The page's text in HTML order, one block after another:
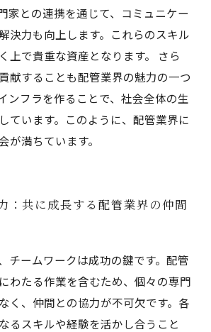
家との連携を通じて、コミュニケー
決力も向上します。これらのスキル
上で貴重な資産となります。 さら
献することも配管業界の魅力の一つ
ンフラを作ることで、社会全体の生
ています。このように、配管業界に
が満ちています。
：共に成長する配管業界の仲間
チームワークは成功の鍵です。配管
わたる作業を含むため、個々の専門
く、仲間との協力が不可欠です。各
るスキルや経験を活かし合うこと